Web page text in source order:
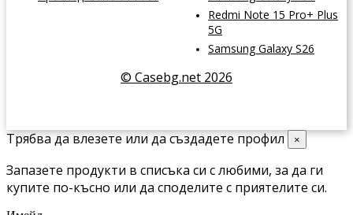
Redmi Note 15 Pro+ Plus
5G
Samsung Galaxy S26
© Casebg.net 2026
Трябва да влезете или да създадете профил ×
Запазете продукти в списъка си с любими, за да ги
купите по-късно или да споделите с приятелите си.